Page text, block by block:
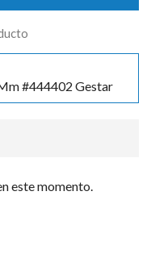
#444402 Gestar
este momento.